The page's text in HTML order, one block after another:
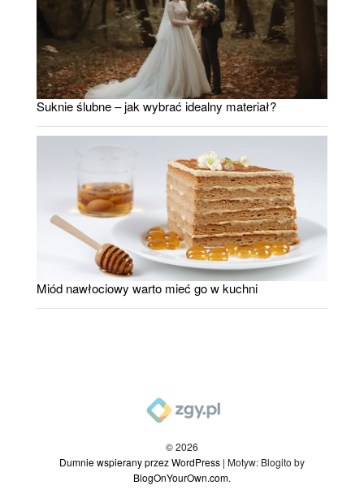
Suknie ślubne – jak wybrać idealny materiał?
Miód nawłociowy warto mieć go w kuchni
© 2026
Dumnie wspierany przez WordPress | Motyw: Blogito by
BlogOnYourOwn.com.